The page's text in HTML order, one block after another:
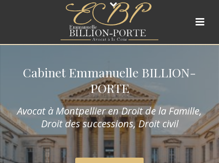
Cabinet Emmanuelle BILLION-
PORTE
Avocat à Montpellier en Droit de la Famille,
Droit des successions, Droit civil